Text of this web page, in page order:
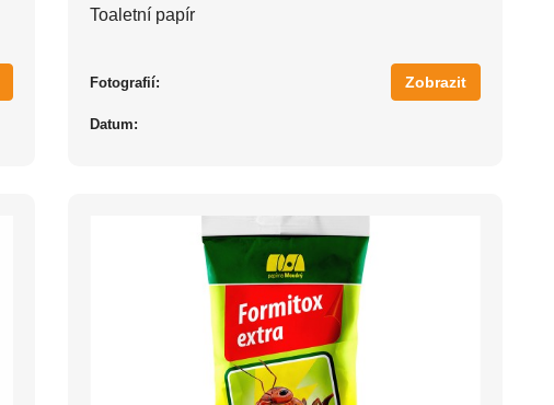
Toaletní papír
Fotografií:
Datum:
Zobrazit